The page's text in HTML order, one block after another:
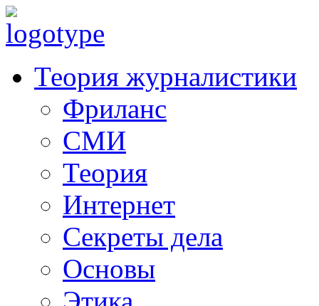
Теория журналистики
Фриланс
СМИ
Теория
Интернет
Секреты дела
Основы